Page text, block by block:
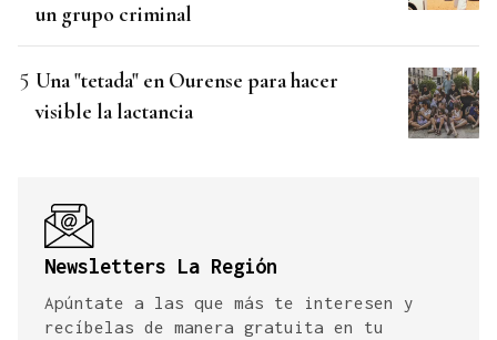
un grupo criminal
Una "tetada" en Ourense para hacer
visible la lactancia
Newsletters La Región
Apúntate a las que más te interesen y
recíbelas de manera gratuita en tu